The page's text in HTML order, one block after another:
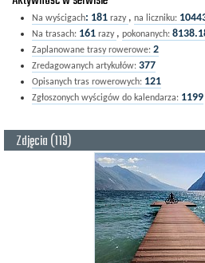
Na wyścigach: 181 razy , na liczniku:
Na trasach: 161 razy , pokonanych:
Zaplanowane trasy rowerowe: 2
Zredagowanych artykułów: 377
Opisanych tras rowerowych: 121
Zgłoszonych wyścigów do kalendarza: 1199
Zdjęcia (119)